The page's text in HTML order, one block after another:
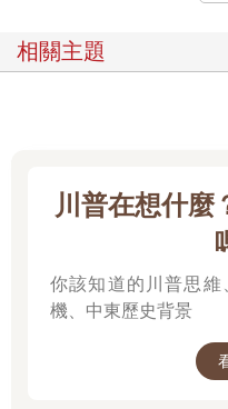
際關係中放大，自然會為下
開會有竅門，不留意會吃虧
開會，是許多人經常面對的
目睽睽之下，每位參與者都
可是，並非所有人都能藉此
的人在朋友面前口若懸河，
下聊起工作常常是有條有理
那麼，開會如何發言才能更
規則，你無疑會吃很多虧。
相關主題
川普在想什麼
你該知道的川普思
機、中東歷史背景